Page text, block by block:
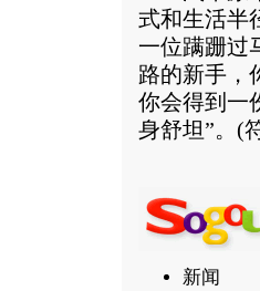
式和生活半
一位蹒跚过
路的新手，
你会得到一
身舒坦”。(
新闻